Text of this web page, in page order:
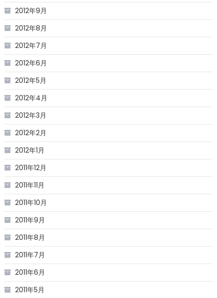
2012年9月
2012年8月
2012年7月
2012年6月
2012年5月
2012年4月
2012年3月
2012年2月
2012年1月
2011年12月
2011年11月
2011年10月
2011年9月
2011年8月
2011年7月
2011年6月
2011年5月